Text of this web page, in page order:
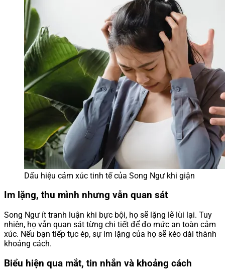
Dấu hiệu cảm xúc tinh tế của Song Ngư khi giận
Im lặng, thu mình nhưng vẫn quan sát
Song Ngư ít tranh luận khi bực bội, họ sẽ lặng lẽ lùi lại. Tuy
nhiên, họ vẫn quan sát từng chi tiết để đo mức an toàn cảm
xúc. Nếu bạn tiếp tục ép, sự im lặng của họ sẽ kéo dài thành
khoảng cách.
Biểu hiện qua mắt, tin nhắn và khoảng cách